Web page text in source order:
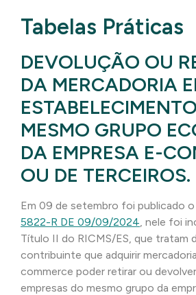
Tabelas Práticas
DEVOLUÇÃO OU
DA MERCADORIA
MESMO GRUPO
DA EMPRESA E-
OU DE TERCEIROS.
Em 09 de setembro foi publicado o
5822-R DE 09/09/2024, nele foi
Título II do RICMS/ES, que tratam
contribuinte que adquirir
commerce poder retirar ou
empresas do mesmo grupo da